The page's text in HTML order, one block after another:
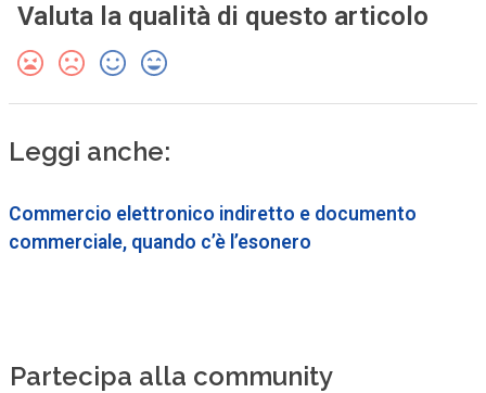
Valuta la qualità di questo articolo
Leggi anche:
Commercio elettronico indiretto e documento
commerciale, quando c’è l’esonero
Partecipa alla community